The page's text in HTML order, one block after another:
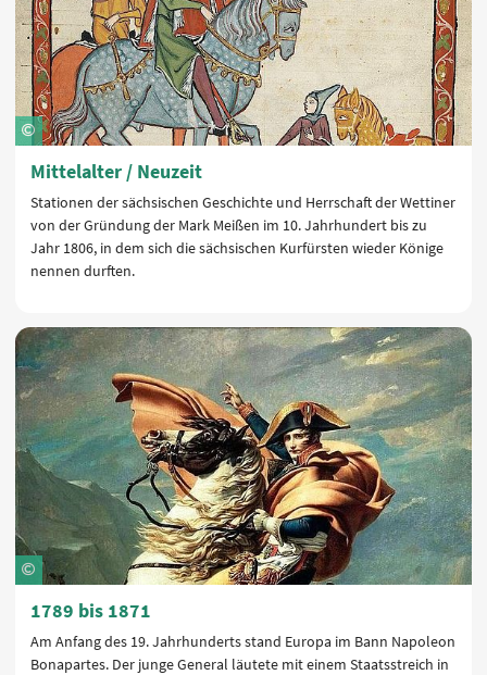
Mittelalter / Neuzeit
Stationen der sächsischen Geschichte und Herrschaft der Wettiner
von der Gründung der Mark Meißen im 10. Jahrhundert bis zu
Jahr 1806, in dem sich die sächsischen Kurfürsten wieder Könige
nennen durften.
1789 bis 1871
Am Anfang des 19. Jahrhunderts stand Europa im Bann Napoleon
Bonapartes. Der junge General läutete mit einem Staatsstreich in